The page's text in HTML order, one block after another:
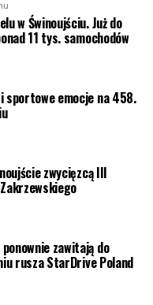
w Świnoujściu. Już do
11 tys. samochodów
sportowe emocje na 458.
zwycięzcą III
zawitają do
rusza StarDrive Poland